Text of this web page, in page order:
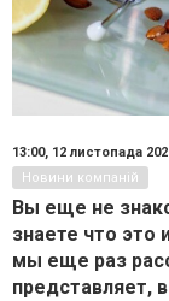
13:00, 12 листопада
Новини компаній
Вы еще не
знаете что это
мы еще раз
представляет,